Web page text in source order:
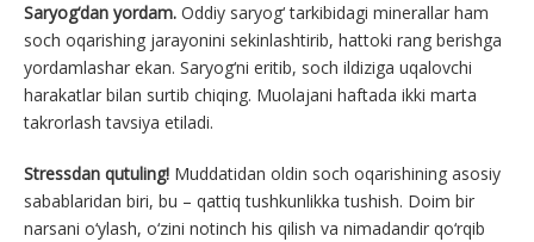
Saryog‘dan yordam. Oddiy saryog‘ tarkibidagi minerallar ham
soch oqarishing jarayonini sekinlashtirib, hattoki rang berishga
yordamlashar ekan. Saryog‘ni eritib, soch ildiziga uqalovchi
harakatlar bilan surtib chiqing. Muolajani haftada ikki marta
takrorlash tavsiya etiladi.
Stressdan qutuling! Muddatidan oldin soch oqarishining asosiy
sabablaridan biri, bu – qattiq tushkunlikka tushish. Doim bir
narsani o‘ylash, o‘zini notinch his qilish va nimadandir qo‘rqib